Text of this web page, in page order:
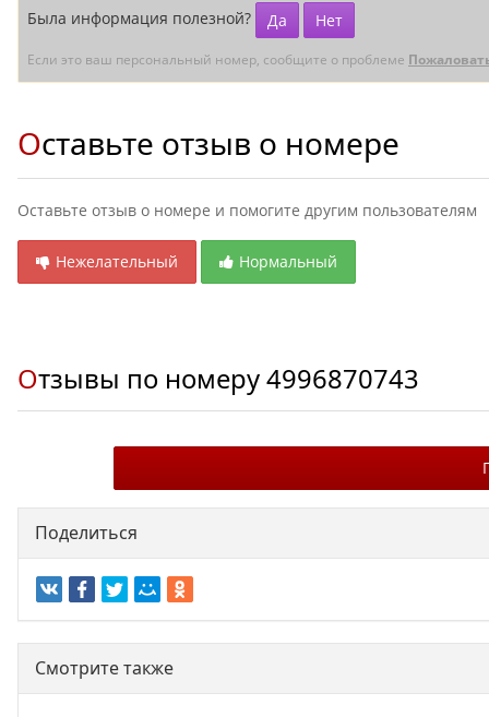
Была информация полезной?
Да Нет
Если это ваш персональный номер, сообщите о проблеме
Оставьте отзыв о номере
Оставьте отзыв о номере и помогите другим пользователям
Нежелательный Нормальный
Отзывы по номеру4996870743
Поделиться
Смотрите также